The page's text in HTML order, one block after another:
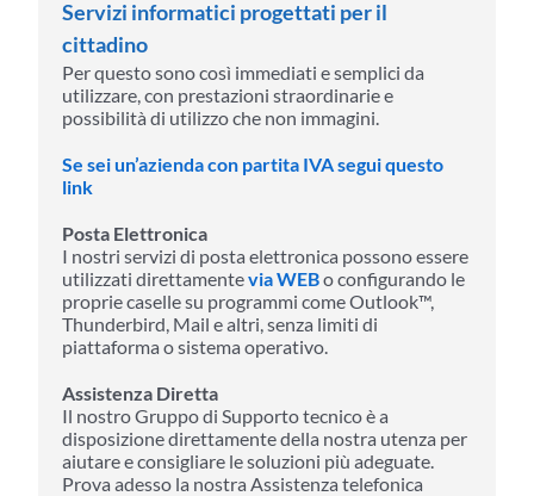
Servizi informatici progettati per il
cittadino
Per questo sono così immediati e semplici da
utilizzare, con prestazioni straordinarie e
possibilità di utilizzo che non immagini.
Se sei un’azienda con partita IVA segui questo
link
Posta Elettronica
I nostri servizi di posta elettronica possono essere
utilizzati direttamentevia WEBo configurando le
proprie caselle su programmi come Outlook™,
Thunderbird, Mail e altri, senza limiti di
piattaforma o sistema operativo.
Assistenza Diretta
Il nostro Gruppo di Supporto tecnico è a
disposizione direttamente della nostra utenza per
aiutare e consigliare le soluzioni più adeguate.
Prova adesso la nostra Assistenza telefonica